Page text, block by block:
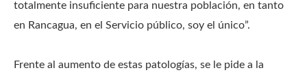
totalmente insuficiente para nuestra población, en tanto
en Rancagua, en el Servicio público, soy el único”.
Frente al aumento de estas patologías, se le pide a la